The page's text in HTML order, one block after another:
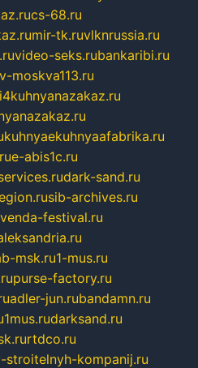
cs-68.ru
mir-tk.ruvlknrussia.ru
video-seks.rubankaribi.ru
moskva113.ru
kuhnyaekuhnyaafabrika.ru
e-abis1c.ru
dark-sand.ru
sib-archives.ru
venda-festival.ru
msk.ru1-mus.ru
purse-factory.ru
adler-jun.rubandamn.ru
1mus.rudarksand.ru
rtdco.ru
kompanij.ru